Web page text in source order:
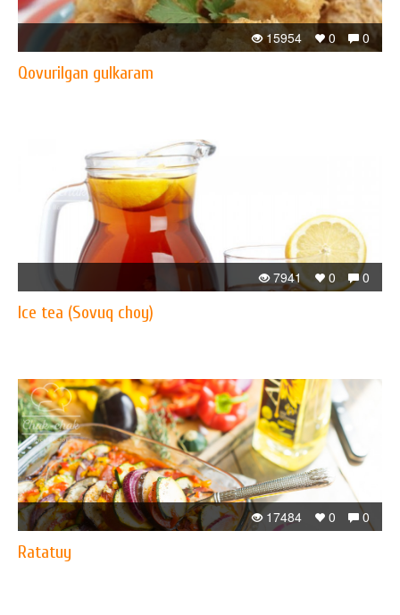
0
0
15954
Qovurilgan gulkaram
0
0
7941
Ice tea (Sovuq choy)
0
0
17484
Ratatuy